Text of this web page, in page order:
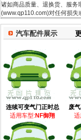
诸如商品质量、退换货、服务
(www.qp110.com)对任何损
汽车配件展示
连续可变气门正时总
适用车型:NF御翔
废
适